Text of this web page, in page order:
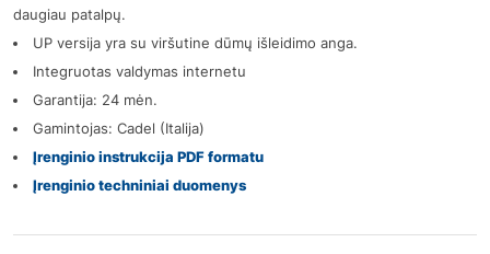
daugiau patalpų.
UP versija yra su viršutine dūmų išleidimo anga.
Integruotas valdymas internetu
Garantija: 24 mėn.
Gamintojas: Cadel (Italija)
Įrenginio instrukcija PDF formatu
Įrenginio techniniai duomenys